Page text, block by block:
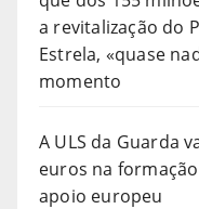
a revitalização do
Estrela, «quase
momento
A ULS da Guarda
euros na
apoio europeu